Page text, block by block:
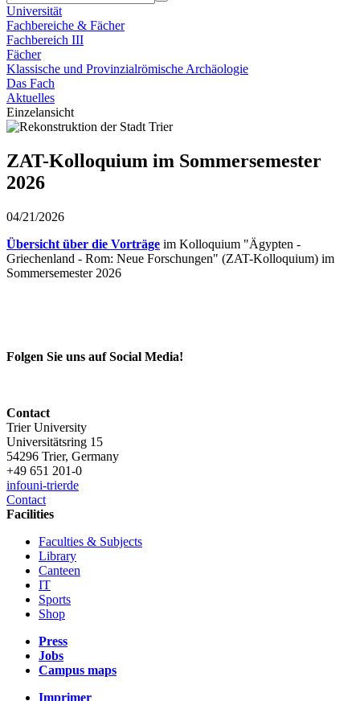
Universität
Fachbereiche & Fächer
Fachbereich III
Fächer
Klassische und Provinzialrömische Archäologie
Das Fach
Aktuelles
Einzelansicht
ZAT-Kolloquium im Sommersemester
2026
04/21/2026
Übersicht über die Vorträge im Kolloquium "Ägypten -
Griechenland - Rom: Neue Forschungen" (ZAT-Kolloquium) im
Sommersemester 2026
Folgen Sie uns auf Social Media!
Contact
Trier University
Universitätsring 15
54296 Trier, Germany
+49 651 201-0
infouni-trierde
Contact
Facilities
Faculties & Subjects
Library
Canteen
IT
Sports
Shop
Press
Jobs
Campus maps
Imprimer